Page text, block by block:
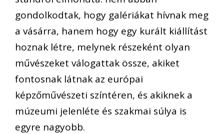
gondolkodtak, hogy galériákat hívnak meg
a vásárra, hanem hogy egy kurált kiállítást
hoznak létre, melynek részeként olyan
művészeket válogattak össze, akiket
fontosnak látnak az európai
képzőművészeti színtéren, és akiknek a
múzeumi jelenléte és szakmai súlya is
egyre nagyobb.